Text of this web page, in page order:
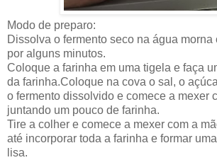
Modo de preparo:
Dissolva o fermento seco na água
por alguns minutos.
Coloque a farinha em uma tigela e faça
da farinha.Coloque na cova o sal, o
o fermento dissolvido e comece a mexer
juntando um pouco de farinha.
Tire a colher e comece a mexer com a
até incorporar toda a farinha e formar
lisa.